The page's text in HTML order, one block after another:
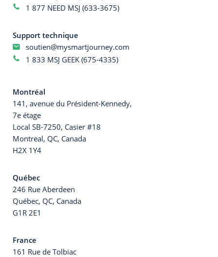
1 877 NEED MSJ (633-3675)
Support technique
soutien@mysmartjourney.com
1 833 MSJ GEEK (675-4335)
Montréal
141, avenue du Président-Kennedy,
7e étage
Local SB-7250, Casier #18
Montreal, QC, Canada
H2X 1Y4
Québec
246 Rue Aberdeen
Québec, QC, Canada
G1R 2E1
France
161 Rue de Tolbiac